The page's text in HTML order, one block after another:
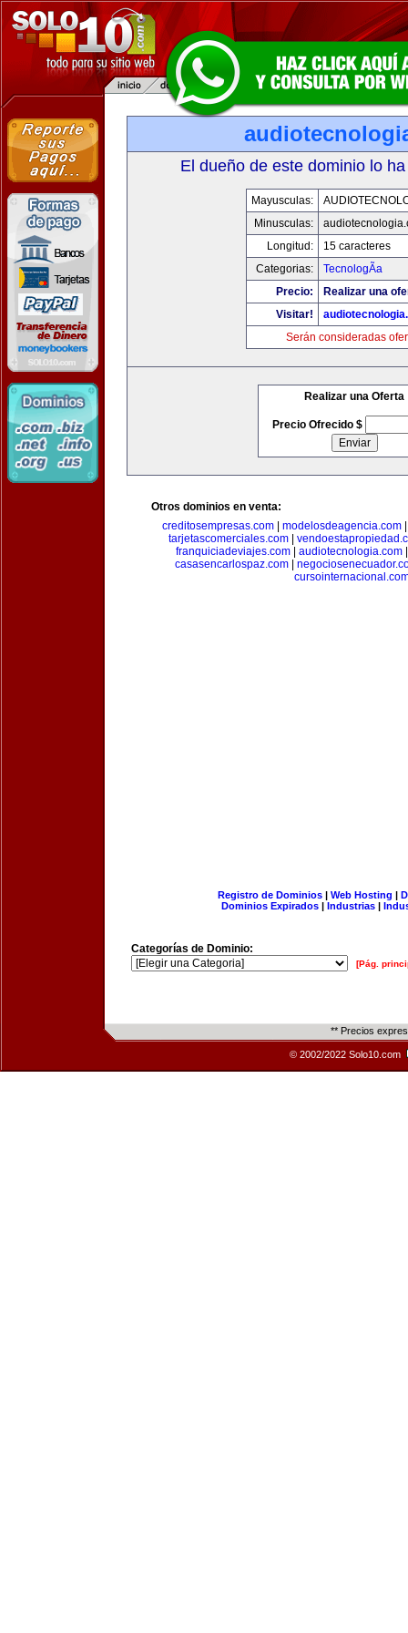
El dueño de este dominio lo
Mayusculas:
Minusculas:
Longitud:
15 caracteres
Categorias:
TecnologÃ­a
Precio:
Realizar una
Visitar!
Serán consideradas
Realizar una Oferta
Precio Ofrecido $
Otros dominios en venta:
creditosempresas.com| modelosdeagencia.com
tarjetascomerciales.com|
franquiciadeviajes.com| audiotecnologia.com
casasencarlospaz.com|
Registro de Dominios| Web Hosting |
Dominios Expirados | Industrias |
Categorías de Dominio:
[Pág.
** Precios
© 2002/2022 Solo10.com